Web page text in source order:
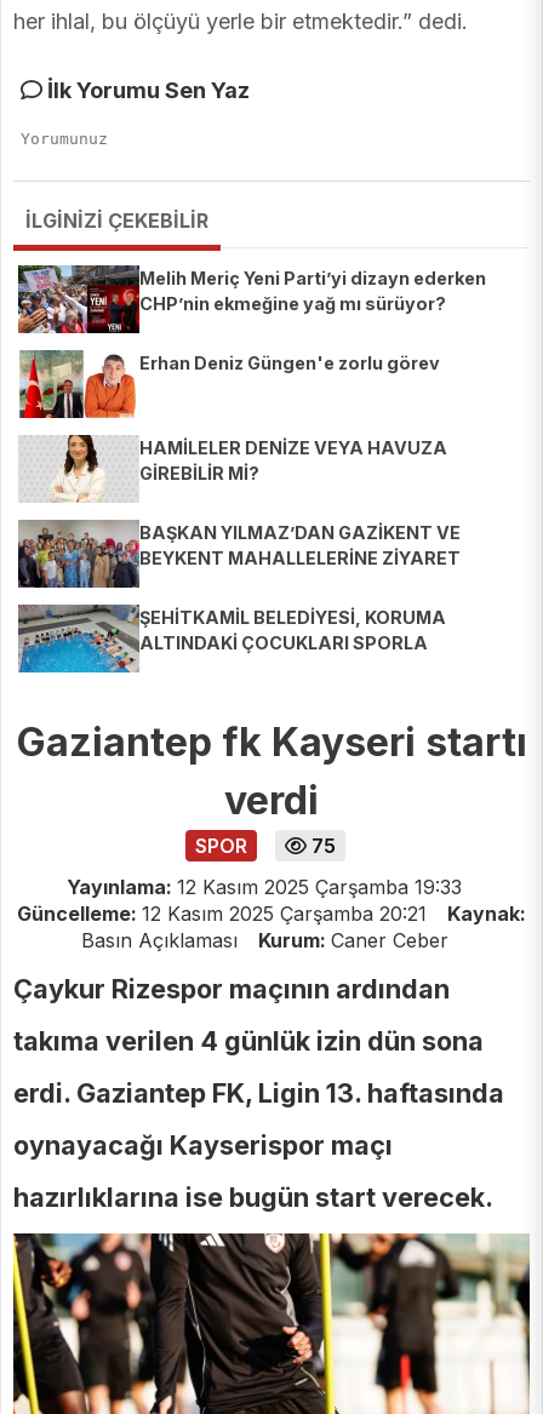
her ihlal, bu ölçüyü yerle bir etmektedir.” dedi.
İlk Yorumu Sen Yaz
İLGİNİZİ ÇEKEBİLİR
Melih Meriç Yeni Parti’yi dizayn ederken
CHP’nin ekmeğine yağ mı sürüyor?
Erhan Deniz Güngen'e zorlu görev
HAMİLELER DENİZE VEYA HAVUZA
GİREBİLİR Mİ?
BAŞKAN YILMAZ’DAN GAZİKENT VE
BEYKENT MAHALLELERİNE ZİYARET
ŞEHİTKAMİL BELEDİYESİ, KORUMA
ALTINDAKİ ÇOCUKLARI SPORLA
Gaziantep fk Kayseri startı
verdi
SPOR
75
Yayınlama: 12 Kasım 2025 Çarşamba 19:33
Güncelleme: 12 Kasım 2025 Çarşamba 20:21
Kaynak:
Basın Açıklaması
Kurum: Caner Ceber
Çaykur Rizespor maçının ardından
takıma verilen 4 günlük izin dün sona
erdi. Gaziantep FK, Ligin 13. haftasında
oynayacağı Kayserispor maçı
hazırlıklarına ise bugün start verecek.